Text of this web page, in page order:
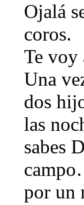
Ojalá
coros.
Te voy
Una
dos
las
sabes
por un